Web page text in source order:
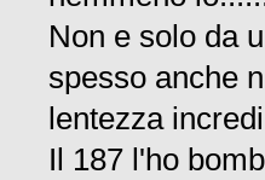
Non e solo da
spesso anche
lentezza
Il 187 l'ho